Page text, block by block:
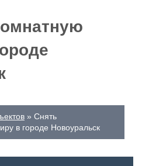
Снять
в городе Новоуральск